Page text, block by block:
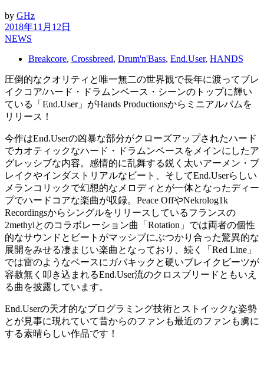
by GHz
2018年11月12日
NEWS
Breakcore, Crossbreed, Drum'n'Bass, End.User, HANDS
圧倒的なクオリティと唯一無二の世界観で長年に渡ってブレ
イクコア/ハード・ドラムンベース・シーンのトップに輝い
ている「End.User」がHands Productionsからミニアルバムを
リリース！
今作はEnd.Userの凶暴な部分がクローズアップされたハード
でカオティックなハード・ドラムンベースをメインにしたア
グレッシブな内容。感情的に乱舞する鋭く太いアーメン・ブ
レイクやインダストリアルなビート、そしてEnd.Userらしい
メランコリックで幻想的なメロディとが一体となったディー
プでハードコアな楽曲が収録。Peace OffやNekrolog1k
Recordingsからシングルをリリースしているフランスの
2methylとのコラボレーション曲「Rotation」では両者の個性
的なサウンドとビートがマッシブにぶつかり合った驚異的な
展開をみせる凄まじい楽曲となっており、続く「Red Line」
では雷のようなベースにガバキックと硬いブレイクビーツが
容赦無く叩き込まれるEnd.User流のクロスブリードともいえ
る曲を披露しています。
End.Userの天才的なプログラミング技術とストイックな姿勢
とが見事に現れていて昔からのファンも最近のファンも虜に
する素晴らしい作品です！